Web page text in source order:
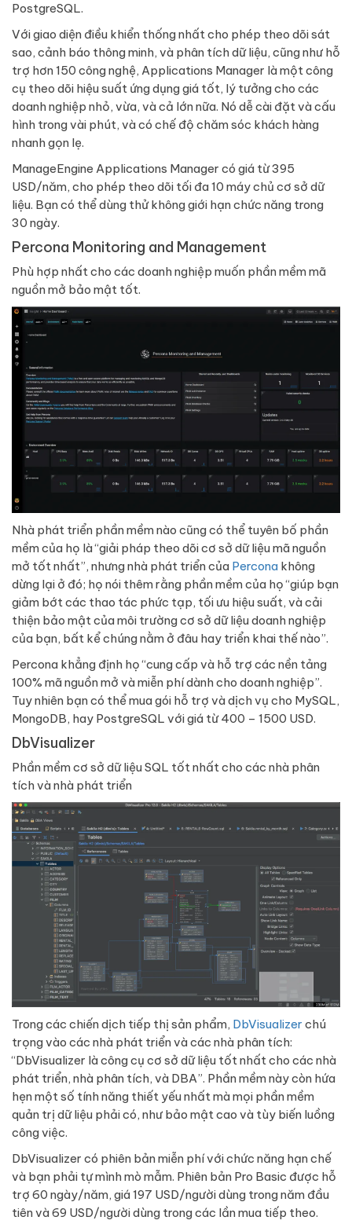
PostgreSQL.
Với giao diện điều khiển thống nhất cho phép theo dõi sát
sao, cảnh báo thông minh, và phân tích dữ liệu, cũng như hỗ
trợ hơn 150 công nghệ, Applications Manager là một công
cụ theo dõi hiệu suất ứng dụng giá tốt, lý tưởng cho các
doanh nghiệp nhỏ, vừa, và cả lớn nữa. Nó dễ cài đặt và cấu
hình trong vài phút, và có chế độ chăm sóc khách hàng
nhanh gọn lẹ.
ManageEngine Applications Manager có giá từ 395
USD/năm, cho phép theo dõi tối đa 10 máy chủ cơ sở dữ
liệu. Bạn có thể dùng thử không giới hạn chức năng trong
30 ngày.
Percona Monitoring and Management
Phù hợp nhất cho các doanh nghiệp muốn phần mềm mã
nguồn mở bảo mật tốt.
Nhà phát triển phần mềm nào cũng có thể tuyên bố phần
mềm của họ là “giải pháp theo dõi cơ sở dữ liệu mã nguồn
mở tốt nhất”, nhưng nhà phát triển của Percona không
dừng lại ở đó; họ nói thêm rằng phần mềm của họ “giúp bạn
giảm bớt các thao tác phức tạp, tối ưu hiệu suất, và cải
thiện bảo mật của môi trường cơ sở dữ liệu doanh nghiệp
của bạn, bất kể chúng nằm ở đâu hay triển khai thế nào”.
Percona khẳng định họ “cung cấp và hỗ trợ các nền tảng
100% mã nguồn mở và miễn phí dành cho doanh nghiệp”.
Tuy nhiên bạn có thể mua gói hỗ trợ và dịch vụ cho MySQL,
MongoDB, hay PostgreSQL với giá từ 400 – 1500 USD.
DbVisualizer
Phần mềm cơ sở dữ liệu SQL tốt nhất cho các nhà phân
tích và nhà phát triển
Trong các chiến dịch tiếp thị sản phẩm, DbVisualizer chú
trọng vào các nhà phát triển và các nhà phân tích:
“DbVisualizer là công cụ cơ sở dữ liệu tốt nhất cho các nhà
phát triển, nhà phân tích, và DBA”. Phần mềm này còn hứa
hẹn một số tính năng thiết yếu nhất mà mọi phần mềm
quản trị dữ liệu phải có, như bảo mật cao và tùy biến luồng
công việc.
DbVisualizer có phiên bản miễn phí với chức năng hạn chế
và bạn phải tự mình mò mẫm. Phiên bản Pro Basic được hỗ
trợ 60 ngày/năm, giá 197 USD/người dùng trong năm đầu
tiên và 69 USD/người dùng trong các lần mua tiếp theo.